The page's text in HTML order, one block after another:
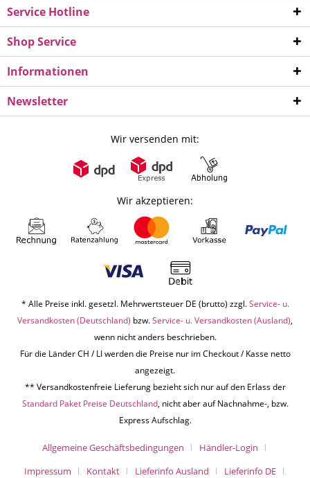
Service Hotline
Shop Service
Informationen
Newsletter
Wir versenden mit:
Wir akzeptieren:
* Alle Preise inkl. gesetzl. Mehrwertsteuer DE (brutto) zzgl.Service- u.
Versandkosten (Deutschland) bzw.Service- u. Versandkosten (Ausland),
wenn nicht anders beschrieben.
Für die Länder CH / LI werden die Preise nur im Checkout / Kasse netto
angezeigt.
** Versandkostenfreie Lieferung bezieht sich nur auf den Erlass der
Standard Paket Preise Deutschland, nicht aber auf Nachnahme-, bzw.
Express Aufschlag.
Allgemeine Geschäftsbedingungen
Händler-Login
Impressum
Kontakt Lieferinfo Ausland
Lieferinfo DE